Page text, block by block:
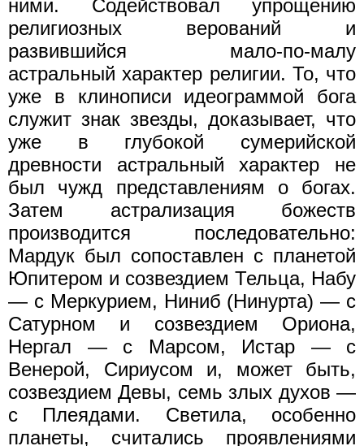
ними. Содействовал упрощению
религиозных верований и
развившийся мало-по-малу
астральный характер религии. То, что
уже в клинописи идеограммой бога
служит знак звезды, доказывает, что
уже в глубокой сумерийской
древности астральный характер не
был чужд представлениям о богах.
Затем астрализация божеств
производится последовательно:
Мардук был сопоставлен с планетой
Юпитером и созвездием Тельца, Набу
— с Меркурием, Ниниб (Нинурта) — с
Сатурном и созвездием Ориона,
Нергал — с Марсом, Истар — с
Венерой, Сириусом и, может быть,
созвездием Девы, семь злых духов —
с Плеядами. Светила, особенно
планеты, считались проявлениями